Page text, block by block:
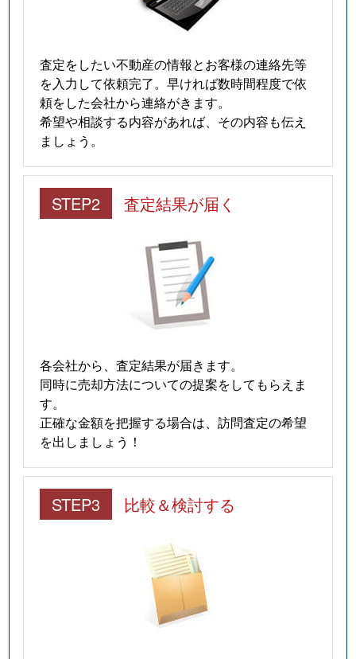
査定をしたい不動産の情報とお客様の連絡先等
を入力して依頼完了。早ければ数時間程度で依
頼をした会社から連絡がきます。
希望や相談する内容があれば、その内容も伝え
ましょう。
STEP2 査定結果が届く
各会社から、査定結果が届きます。
同時に売却方法についての提案をしてもらえま
す。
正確な金額を把握する場合は、訪問査定の希望
を出しましょう！
STEP3 比較＆検討する